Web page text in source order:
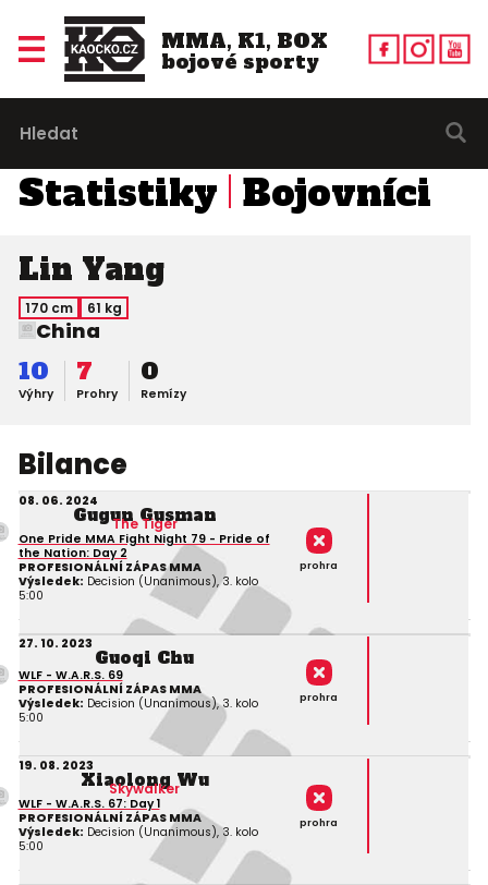
MMA, K1, BOX
bojové sporty
Statistiky Bojovníci
Lin Yang
170 cm 61 kg
China
Výhry
10
Prohry
7
Remízy
0
Bilance
08. 06. 2024
Gugun Gusman
The Tiger
One Pride MMA Fight Night 79 - Pride of
the Nation: Day 2
PROFESIONÁLNÍ ZÁPAS MMA
Výsledek: Decision (Unanimous), 3. kolo
5:00
prohra
27. 10. 2023
Guoqi Chu
WLF - W.A.R.S. 69
PROFESIONÁLNÍ ZÁPAS MMA
Výsledek: Decision (Unanimous), 3. kolo
5:00
prohra
19. 08. 2023
Xiaolong Wu
Skywalker
WLF - W.A.R.S. 67: Day 1
PROFESIONÁLNÍ ZÁPAS MMA
Výsledek: Decision (Unanimous), 3. kolo
5:00
prohra